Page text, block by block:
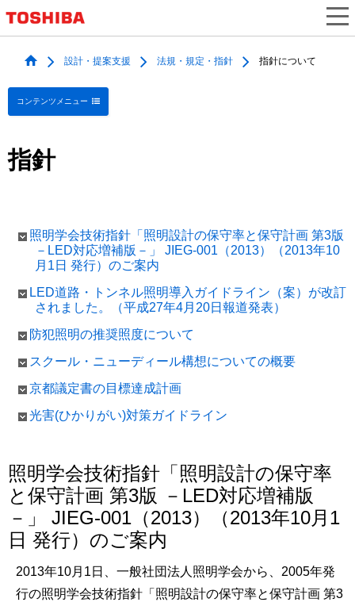
設計・提案支援 法規・規定・指針 指針について
コンテンツメニュー
指針
照明学会技術指針「照明設計の保守率と保守計画 第3版
－LED対応増補版－」 JIEG-001（2013）（2013年10
月1日 発行）のご案内
LED道路・トンネル照明導入ガイドライン（案）が改訂
されました。（平成27年4月20日報道発表）
防犯照明の推奨照度について
スクール・ニューディール構想についての概要
京都議定書の目標達成計画
光害(ひかりがい)対策ガイドライン
照明学会技術指針「照明設計の保守率
と保守計画 第3版 －LED対応増補版
－」 JIEG-001（2013）（2013年10月1
日 発行）のご案内
2013年10月1日、一般社団法人照明学会から、2005年発
行の照明学会技術指針「照明設計の保守率と保守計画 第3